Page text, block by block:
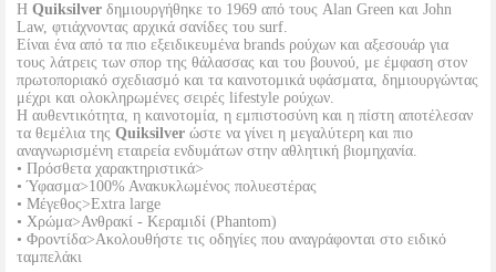
Η Quiksilver δημιουργήθηκε το 1969 από τους Alan Green και John
Law, φτιάχνοντας αρχικά σανίδες του surf.
Είναι ένα από τα πιο εξειδικευμένα brands ρούχων και αξεσουάρ για
τους λάτρεις των σπορ της θάλασσας και του βουνού, με έμφαση στον
πρωτοποριακό σχεδιασμό και τα καινοτομικά υφάσματα, δημιουργώντας
μέχρι και ολοκληρωμένες σειρές lifestyle ρούχων.
Η αυθεντικότητα, η καινοτομία, η εμπιστοσύνη και η πίστη αποτέλεσαν
τα θεμέλια της Quiksilver ώστε να γίνει η μεγαλύτερη και πιο
αναγνωρισμένη εταιρεία ενδυμάτων στην αθλητική βιομηχανία.
• Πρόσθετα χαρακτηριστικά>
• Ύφασμα>100% Ανακυκλωμένος πολυεστέρας
• Μέγεθος>Extra large
• Χρώμα>Ανθρακί - Κεραμιδί (Phantom)
• Φροντίδα>Ακολουθήστε τις οδηγίες που αναγράφονται στο ειδικό
ταμπελάκι